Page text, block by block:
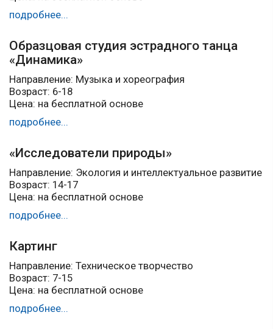
подробнее...
Образцовая студия эстрадного танца
«Динамика»
Направление: Музыка и хореография
Возраст: 6-18
Цена: на бесплатной основе
подробнее...
«Исследователи природы»
Направление: Экология и интеллектуальное развитие
Возраст: 14-17
Цена: на бесплатной основе
подробнее...
Картинг
Направление: Техническое творчество
Возраст: 7-15
Цена: на бесплатной основе
подробнее...